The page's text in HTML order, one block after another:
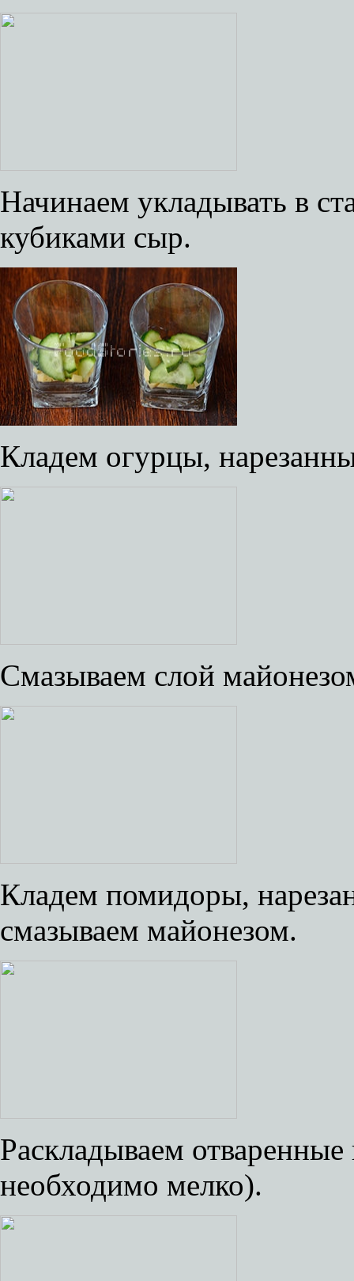
Начинаем укладывать в
кубиками сыр.
Кладем огурцы,
Смазываем слой
Кладем помидоры,
смазываем майонезом.
Раскладываем
необходимо мелко).